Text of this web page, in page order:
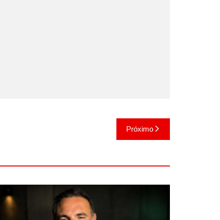
Próximo